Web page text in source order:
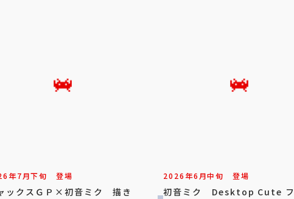
年7月下旬 登場
ックスＧＰ×初音ミク 描き
2026年6月中旬 登場
初音ミク Desktop Cute